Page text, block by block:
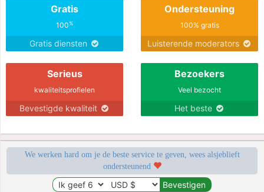
Gratis
100%
Gratis diensten
Ondersteuning
100% gratis
Luisterende moderators
Serieus
kwaliteitsprofielen
Bevestigde kwaliteit
Bezoekers
Veel bezocht
Het beste
We werken hard om je de beste service te geven, wees alsjeblieft
ondersteunend